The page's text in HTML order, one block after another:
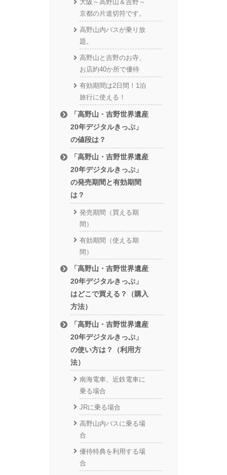
大阪～高野山＆吉野～
京都の片道切符です。
高野山内バスが乗り放
題。
高野山と吉野のお寺、
お店約40か所で優待
有効期間は2日間！1泊
旅行に使える！
「高野山・吉野世界遺産
20年デジタルきっぷ」
の値段は？
「高野山・吉野世界遺産
20年デジタルきっぷ」
の発売期間と有効期間
は？
発売期間（買える期
間）
有効期間（使える期
間）
「高野山・吉野世界遺産
20年デジタルきっぷ」
はどこで買える？（購入
方法）
「高野山・吉野世界遺産
20年デジタルきっぷ」
の使い方は？（利用方
法）
南海電車、近鉄電車に
乗る場合
JRに乗る場合
高野山内バスに乗る場
合
優待特典を利用する場
合